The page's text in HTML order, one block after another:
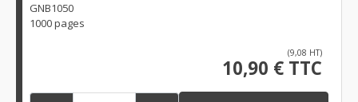
GNB1050
1000 pages
(9,08 HT)
10,90 € TTC